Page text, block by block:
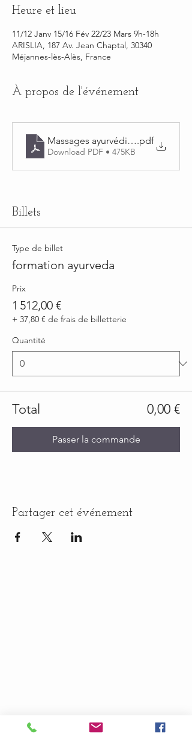
Heure et lieu
11/12 Janv 15/16 Fév 22/23 Mars 9h-18h
ARISLIA, 187 Av. Jean Chaptal, 30340
Méjannes-lès-Alès, France
À propos de l'événement
Massages ayurvédiques
.pdf
Download PDF • 475KB
Billets
Type de billet
formation ayurveda
Prix
1 512,00 €
+ 37,80 € de frais de billetterie
Quantité
Total 0,00 €
Passer la commande
Partager cet événement